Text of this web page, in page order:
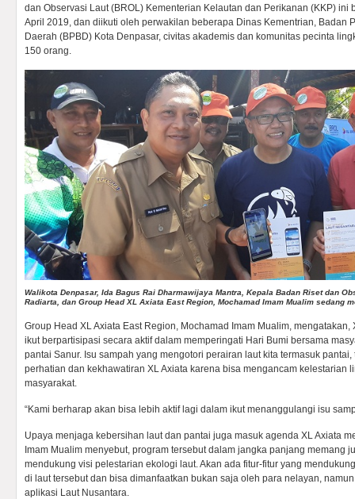
dan Observasi Laut (BROL) Kementerian Kelautan dan Perikanan (KKP) ini
April 2019, dan diikuti oleh perwakilan beberapa Dinas Kementrian, Badan
Daerah (BPBD) Kota Denpasar, civitas akademis dan komunitas pecinta
150 orang.
Walikota Denpasar, Ida Bagus Rai Dharmawijaya Mantra, Kepala Badan Riset dan
Radiarta, dan Group Head XL Axiata East Region, Mochamad Imam Mualim sedang
Group Head XL Axiata East Region, Mochamad Imam Mualim,
ikut berpartisipasi secara aktif dalam memperingati Hari Bumi bersama
pantai Sanur. Isu sampah yang mengotori perairan laut kita termasuk
perhatian dan kekhawatiran XL Axiata karena bisa mengancam kelestarian
masyarakat.
“Kami berharap akan bisa lebih aktif lagi dalam ikut menanggulangi isu
Upaya menjaga kebersihan laut dan pantai juga masuk agenda XL Axiata
Imam Mualim menyebut, program tersebut dalam jangka panjang memang
mendukung visi pelestarian ekologi laut. Akan ada fitur-fitur yang
di laut tersebut dan bisa dimanfaatkan bukan saja oleh para nelayan,
aplikasi Laut Nusantara.